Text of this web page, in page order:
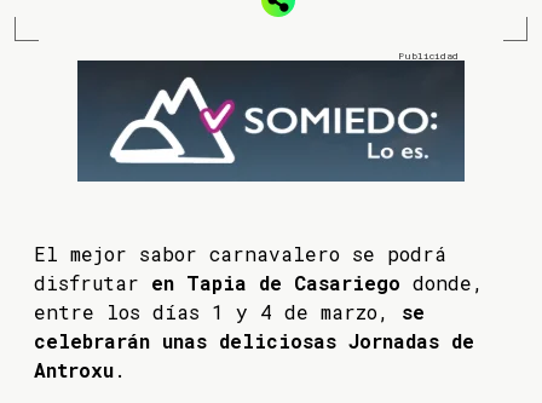
El mejor sabor carnavalero se podrá
disfrutar en Tapia de Casariego donde,
entre los días 1 y 4 de marzo, se
celebrarán unas deliciosas Jornadas de
Antroxu.